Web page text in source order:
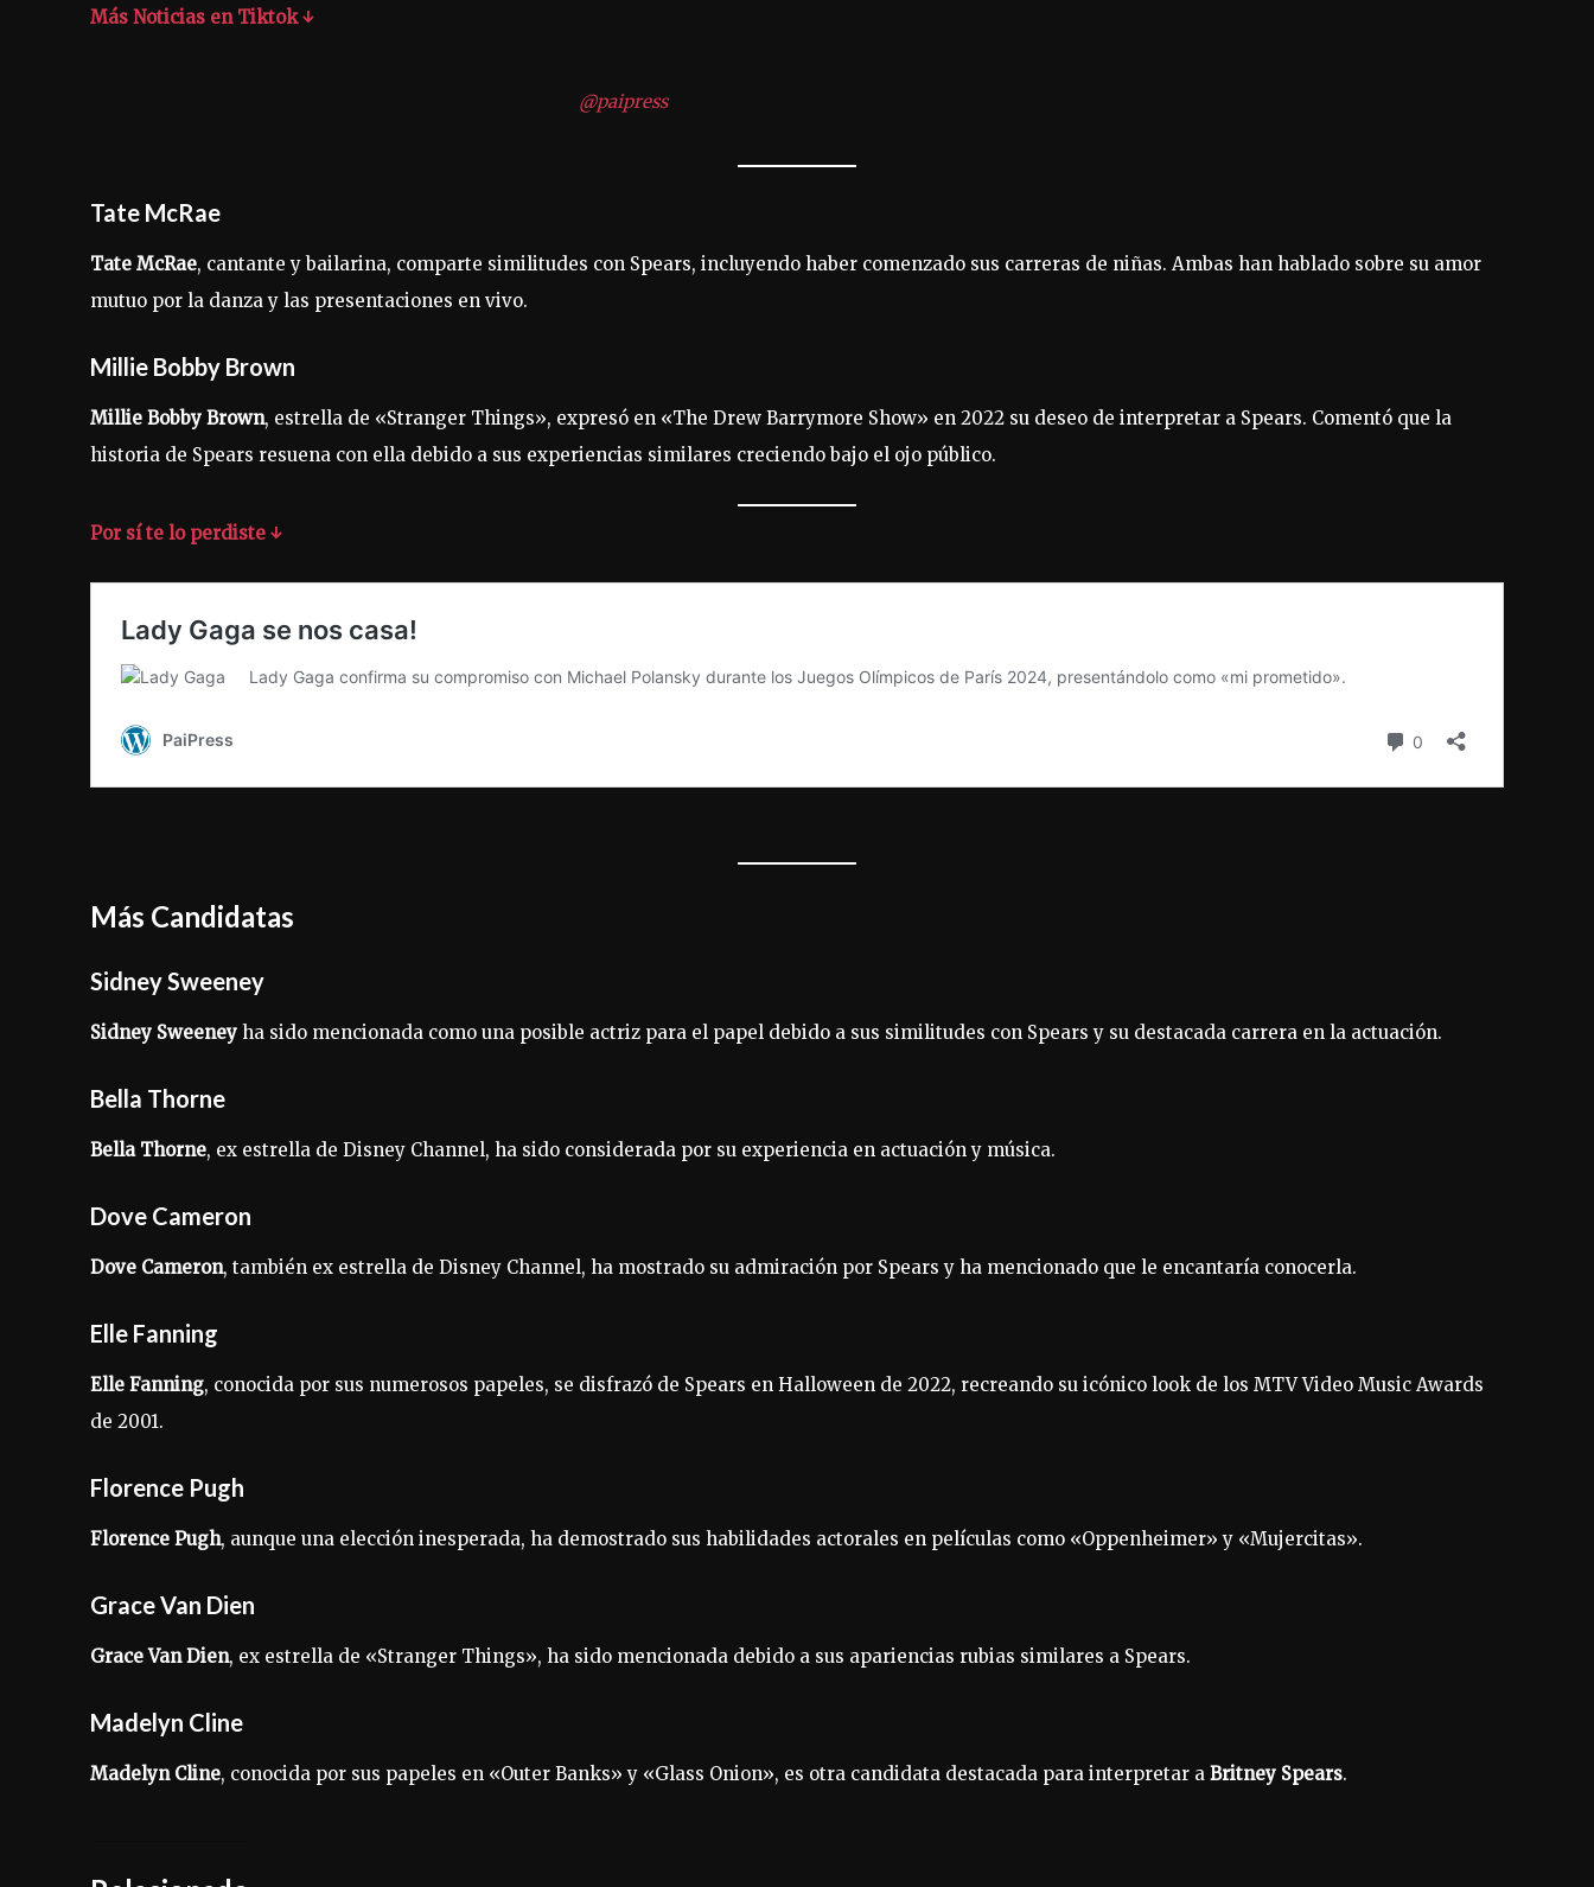
Más Noticias en Tiktok ↓
@paipress
Tate McRae
Tate McRae, cantante y bailarina, comparte similitudes con Spears, incluyendo haber comenzado sus carreras de niñas. Ambas han hablado sobre su amor
mutuo por la danza y las presentaciones en vivo.
Millie Bobby Brown
Millie Bobby Brown, estrella de «Stranger Things», expresó en «The Drew Barrymore Show» en 2022 su deseo de interpretar a Spears. Comentó que la
historia de Spears resuena con ella debido a sus experiencias similares creciendo bajo el ojo público.
Por sí te lo perdiste ↓
Más Candidatas
Sidney Sweeney
Sidney Sweeney ha sido mencionada como una posible actriz para el papel debido a sus similitudes con Spears y su destacada carrera en la actuación.
Bella Thorne
Bella Thorne, ex estrella de Disney Channel, ha sido considerada por su experiencia en actuación y música.
Dove Cameron
Dove Cameron, también ex estrella de Disney Channel, ha mostrado su admiración por Spears y ha mencionado que le encantaría conocerla.
Elle Fanning
Elle Fanning, conocida por sus numerosos papeles, se disfrazó de Spears en Halloween de 2022, recreando su icónico look de los MTV Video Music Awards
de 2001.
Florence Pugh
Florence Pugh, aunque una elección inesperada, ha demostrado sus habilidades actorales en películas como «Oppenheimer» y «Mujercitas».
Grace Van Dien
Grace Van Dien, ex estrella de «Stranger Things», ha sido mencionada debido a sus apariencias rubias similares a Spears.
Madelyn Cline
Madelyn Cline, conocida por sus papeles en «Outer Banks» y «Glass Onion», es otra candidata destacada para interpretar a Britney Spears.